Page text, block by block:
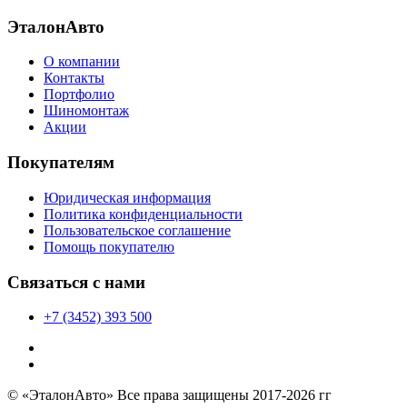
ЭталонАвто
О компании
Контакты
Портфолио
Шиномонтаж
Акции
Покупателям
Юридическая информация
Политика конфиденциальности
Пользовательское соглашение
Помощь покупателю
Связаться с нами
+7 (3452) 393 500
© «ЭталонАвто» Все права защищены 2017-2026 гг